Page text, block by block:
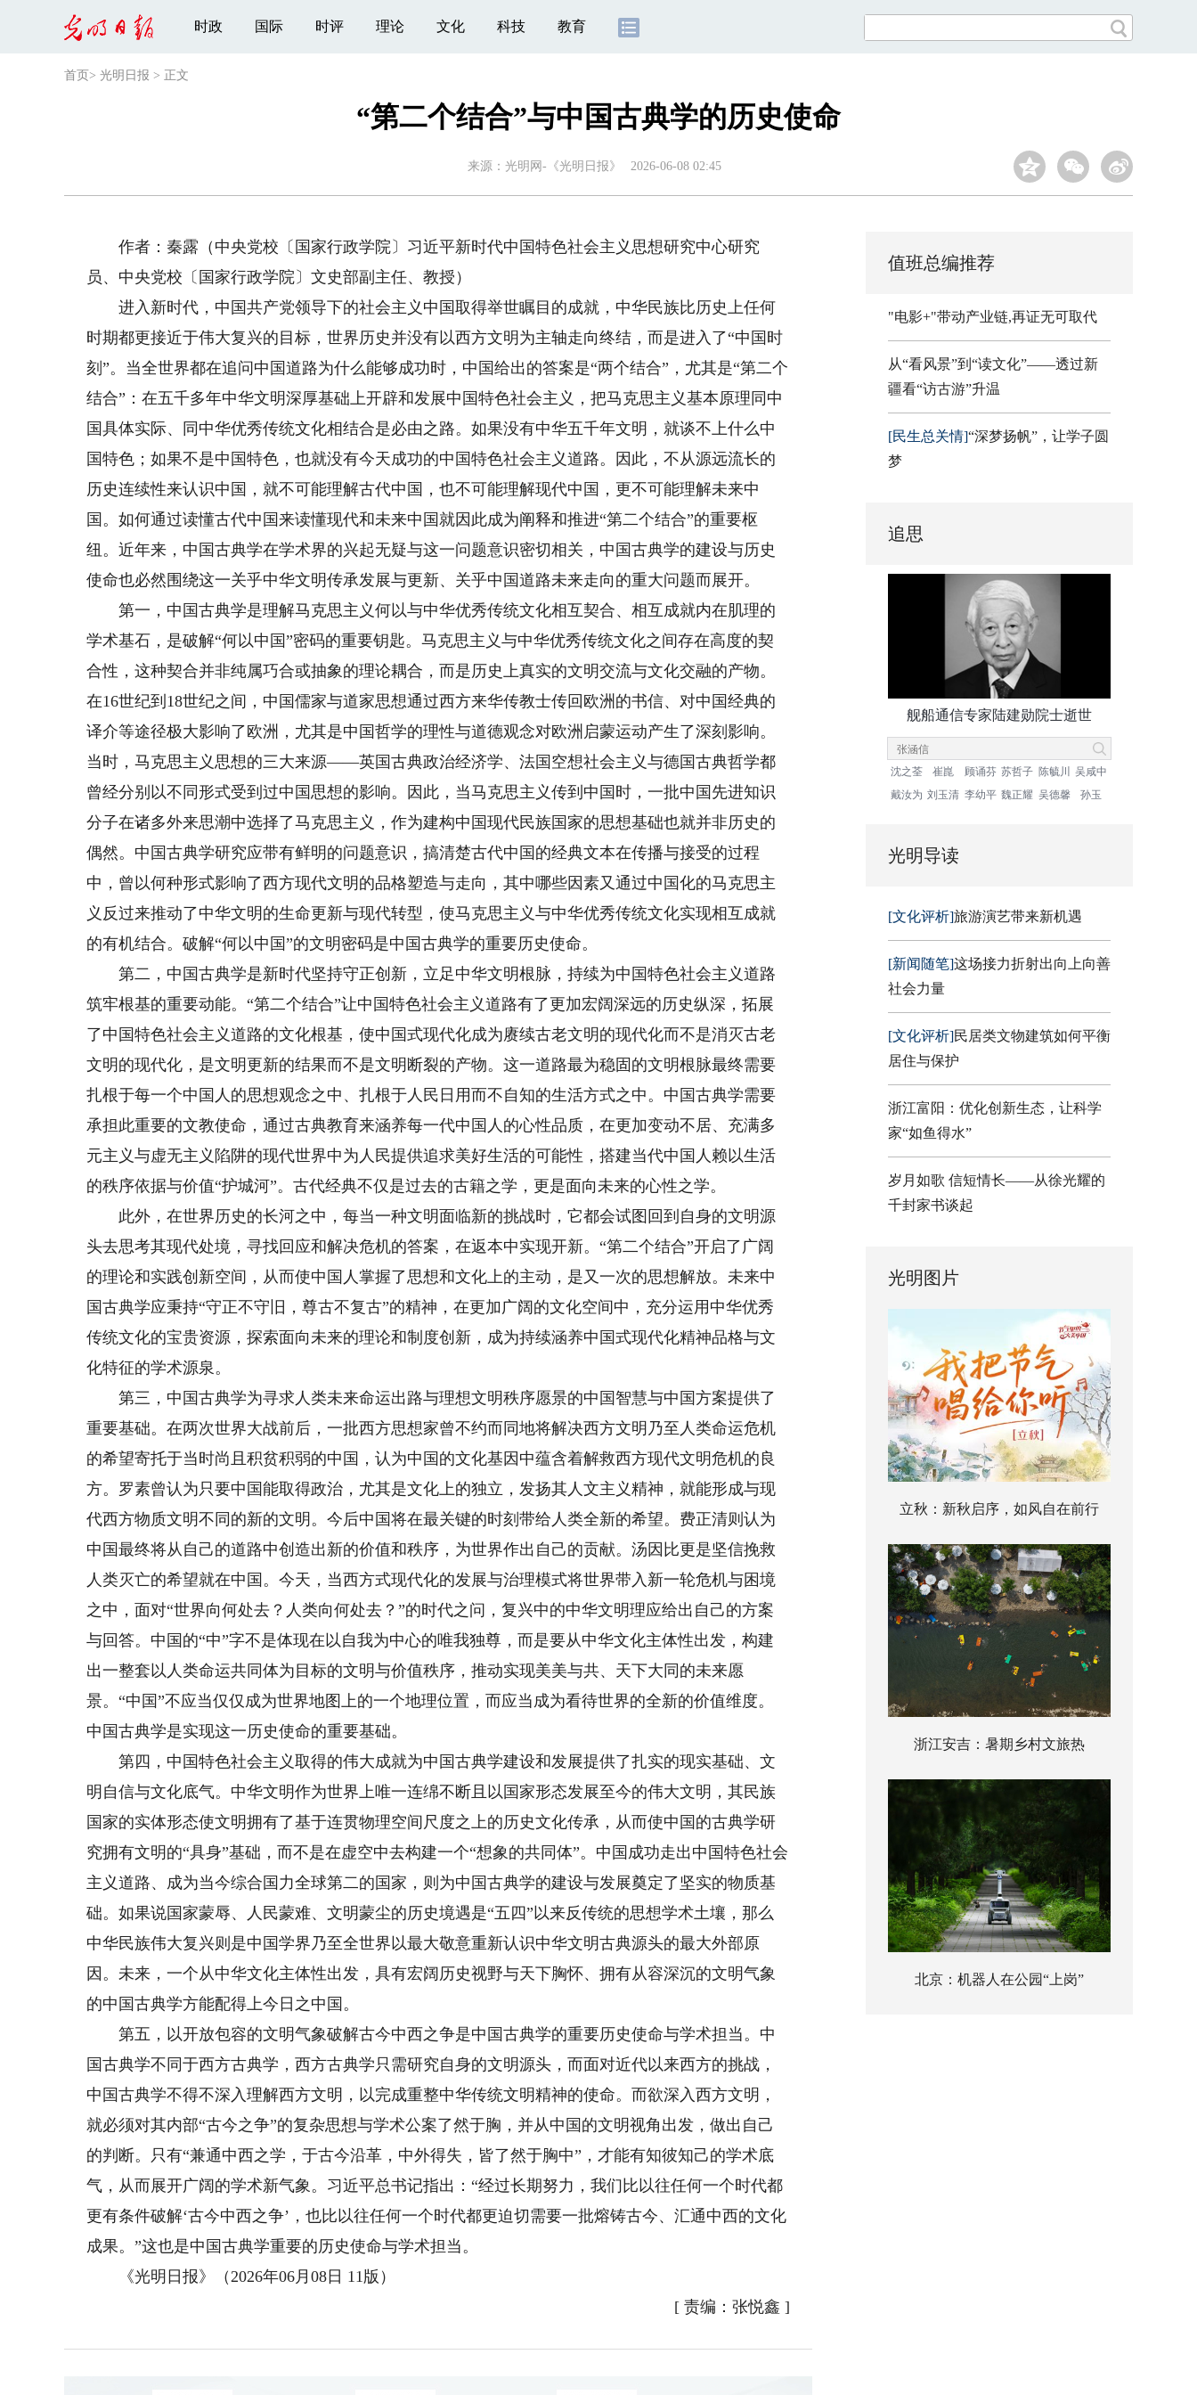
时政 国际 时评 理论 文化 科技 教育
首页 > 光明日报 > 正文
“第二个结合”与中国古典学的历史使命
来源： 光明网-《光明日报》 2026-06-08 02:45
作者：秦露（中央党校〔国家行政学院〕习近平新时代中国特色社会主义思想研究中心研究
员、中央党校〔国家行政学院〕文史部副主任、教授）
进入新时代，中国共产党领导下的社会主义中国取得举世瞩目的成就，中华民族比历史上任何
时期都更接近于伟大复兴的目标，世界历史并没有以西方文明为主轴走向终结，而是进入了“中国时
刻”。当全世界都在追问中国道路为什么能够成功时，中国给出的答案是“两个结合”，尤其是“第二个
结合”：在五千多年中华文明深厚基础上开辟和发展中国特色社会主义，把马克思主义基本原理同中
国具体实际、同中华优秀传统文化相结合是必由之路。如果没有中华五千年文明，就谈不上什么中
国特色；如果不是中国特色，也就没有今天成功的中国特色社会主义道路。因此，不从源远流长的
历史连续性来认识中国，就不可能理解古代中国，也不可能理解现代中国，更不可能理解未来中
国。如何通过读懂古代中国来读懂现代和未来中国就因此成为阐释和推进“第二个结合”的重要枢
纽。近年来，中国古典学在学术界的兴起无疑与这一问题意识密切相关，中国古典学的建设与历史
使命也必然围绕这一关乎中华文明传承发展与更新、关乎中国道路未来走向的重大问题而展开。
第一，中国古典学是理解马克思主义何以与中华优秀传统文化相互契合、相互成就内在肌理的
学术基石，是破解“何以中国”密码的重要钥匙。马克思主义与中华优秀传统文化之间存在高度的契
合性，这种契合并非纯属巧合或抽象的理论耦合，而是历史上真实的文明交流与文化交融的产物。
在16世纪到18世纪之间，中国儒家与道家思想通过西方来华传教士传回欧洲的书信、对中国经典的
译介等途径极大影响了欧洲，尤其是中国哲学的理性与道德观念对欧洲启蒙运动产生了深刻影响。
当时，马克思主义思想的三大来源——英国古典政治经济学、法国空想社会主义与德国古典哲学都
曾经分别以不同形式受到过中国思想的影响。因此，当马克思主义传到中国时，一批中国先进知识
分子在诸多外来思潮中选择了马克思主义，作为建构中国现代民族国家的思想基础也就并非历史的
偶然。中国古典学研究应带有鲜明的问题意识，搞清楚古代中国的经典文本在传播与接受的过程
中，曾以何种形式影响了西方现代文明的品格塑造与走向，其中哪些因素又通过中国化的马克思主
义反过来推动了中华文明的生命更新与现代转型，使马克思主义与中华优秀传统文化实现相互成就
的有机结合。破解“何以中国”的文明密码是中国古典学的重要历史使命。
第二，中国古典学是新时代坚持守正创新，立足中华文明根脉，持续为中国特色社会主义道路
筑牢根基的重要动能。“第二个结合”让中国特色社会主义道路有了更加宏阔深远的历史纵深，拓展
了中国特色社会主义道路的文化根基，使中国式现代化成为赓续古老文明的现代化而不是消灭古老
文明的现代化，是文明更新的结果而不是文明断裂的产物。这一道路最为稳固的文明根脉最终需要
扎根于每一个中国人的思想观念之中、扎根于人民日用而不自知的生活方式之中。中国古典学需要
承担此重要的文教使命，通过古典教育来涵养每一代中国人的心性品质，在更加变动不居、充满多
元主义与虚无主义陷阱的现代世界中为人民提供追求美好生活的可能性，搭建当代中国人赖以生活
的秩序依据与价值“护城河”。古代经典不仅是过去的古籍之学，更是面向未来的心性之学。
此外，在世界历史的长河之中，每当一种文明面临新的挑战时，它都会试图回到自身的文明源
头去思考其现代处境，寻找回应和解决危机的答案，在返本中实现开新。“第二个结合”开启了广阔
的理论和实践创新空间，从而使中国人掌握了思想和文化上的主动，是又一次的思想解放。未来中
国古典学应秉持“守正不守旧，尊古不复古”的精神，在更加广阔的文化空间中，充分运用中华优秀
传统文化的宝贵资源，探索面向未来的理论和制度创新，成为持续涵养中国式现代化精神品格与文
化特征的学术源泉。
第三，中国古典学为寻求人类未来命运出路与理想文明秩序愿景的中国智慧与中国方案提供了
重要基础。在两次世界大战前后，一批西方思想家曾不约而同地将解决西方文明乃至人类命运危机
的希望寄托于当时尚且积贫积弱的中国，认为中国的文化基因中蕴含着解救西方现代文明危机的良
方。罗素曾认为只要中国能取得政治，尤其是文化上的独立，发扬其人文主义精神，就能形成与现
代西方物质文明不同的新的文明。今后中国将在最关键的时刻带给人类全新的希望。费正清则认为
中国最终将从自己的道路中创造出新的价值和秩序，为世界作出自己的贡献。汤因比更是坚信挽救
人类灭亡的希望就在中国。今天，当西方式现代化的发展与治理模式将世界带入新一轮危机与困境
之中，面对“世界向何处去？人类向何处去？”的时代之问，复兴中的中华文明理应给出自己的方案
与回答。中国的“中”字不是体现在以自我为中心的唯我独尊，而是要从中华文化主体性出发，构建
出一整套以人类命运共同体为目标的文明与价值秩序，推动实现美美与共、天下大同的未来愿
景。“中国”不应当仅仅成为世界地图上的一个地理位置，而应当成为看待世界的全新的价值维度。
中国古典学是实现这一历史使命的重要基础。
第四，中国特色社会主义取得的伟大成就为中国古典学建设和发展提供了扎实的现实基础、文
明自信与文化底气。中华文明作为世界上唯一连绵不断且以国家形态发展至今的伟大文明，其民族
国家的实体形态使文明拥有了基于连贯物理空间尺度之上的历史文化传承，从而使中国的古典学研
究拥有文明的“具身”基础，而不是在虚空中去构建一个“想象的共同体”。中国成功走出中国特色社会
主义道路、成为当今综合国力全球第二的国家，则为中国古典学的建设与发展奠定了坚实的物质基
础。如果说国家蒙辱、人民蒙难、文明蒙尘的历史境遇是“五四”以来反传统的思想学术土壤，那么
中华民族伟大复兴则是中国学界乃至全世界以最大敬意重新认识中华文明古典源头的最大外部原
因。未来，一个从中华文化主体性出发，具有宏阔历史视野与天下胸怀、拥有从容深沉的文明气象
的中国古典学方能配得上今日之中国。
第五，以开放包容的文明气象破解古今中西之争是中国古典学的重要历史使命与学术担当。中
国古典学不同于西方古典学，西方古典学只需研究自身的文明源头，而面对近代以来西方的挑战，
中国古典学不得不深入理解西方文明，以完成重整中华传统文明精神的使命。而欲深入西方文明，
就必须对其内部“古今之争”的复杂思想与学术公案了然于胸，并从中国的文明视角出发，做出自己
的判断。只有“兼通中西之学，于古今沿革，中外得失，皆了然于胸中”，才能有知彼知己的学术底
气，从而展开广阔的学术新气象。习近平总书记指出：“经过长期努力，我们比以往任何一个时代都
更有条件破解‘古今中西之争’，也比以往任何一个时代都更迫切需要一批熔铸古今、汇通中西的文化
成果。”这也是中国古典学重要的历史使命与学术担当。
《光明日报》（2026年06月08日 11版）
[ 责编：张悦鑫 ]
值班总编推荐
"电影+"带动产业链,再证无可取代
从“看风景”到“读文化”——透过新
疆看“访古游”升温
[民生总关情]“深梦扬帆”，让学子圆
梦
追思
舰船通信专家陆建勋院士逝世
沈之荃 崔崑 顾诵芬 苏哲子 陈毓川
吴咸中
戴汝为 刘玉清 李幼平 魏正耀 吴德馨 孙玉
光明导读
[文化评析]旅游演艺带来新机遇
[新闻随笔]这场接力折射出向上向善
社会力量
[文化评析]民居类文物建筑如何平衡
居住与保护
浙江富阳：优化创新生态，让科学
家“如鱼得水”
岁月如歌 信短情长——从徐光耀的
千封家书谈起
光明图片
立秋：新秋启序，如风自在前行
浙江安吉：暑期乡村文旅热
北京：机器人在公园“上岗”